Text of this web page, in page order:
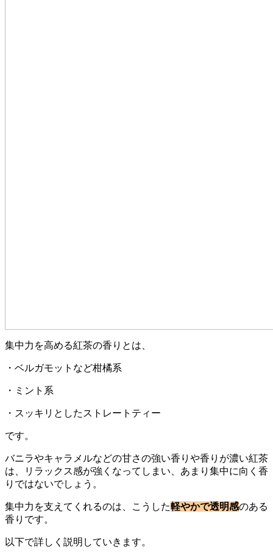
集中力を高める紅茶の香りとは、
・ベルガモットなど柑橘系
・ミント系
・スッキリとしたストレートティー
です。
バニラやキャラメルなどの甘さの強い香りや香りが濃い紅茶
は、リラックス感が強くなってしまい、あまり集中に向く香
りではないでしょう。
集中力を支えてくれるのは、こうした軽やかで透明感のある
香りです。
以下で詳しく説明していきます。